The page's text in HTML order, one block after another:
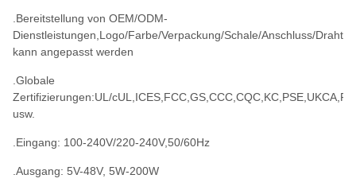
.Bereitstellung von OEM/ODM-
Dienstleistungen,Logo/Farbe/Verpackung/Schale/Anschluss/Draht
kann angepasst werden
.Globale
Zertifizierungen:UL/
usw.
.Eingang: 100-240V/220-240V,50/60Hz
.Ausgang: 5V-48V, 5W-200W